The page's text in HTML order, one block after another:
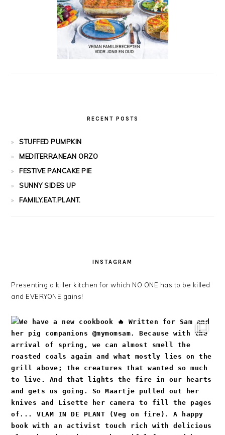
RECENT POSTS
STUFFED PUMPKIN
MEDITERRANEAN ORZO
FESTIVE PANCAKE PIE
SUNNY SIDES UP
FAMILY.EAT.PLANT.
INSTAGRAM
Presenting a killer kitchen for which NO ONE has to be killed
and EVERYONE gains!